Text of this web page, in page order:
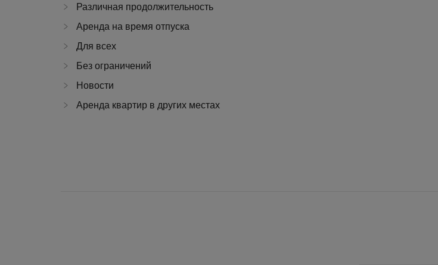
Различная продолжительность
Аренда на время отпуска
Для всех
Без ограничений
Новости
Аренда квартир в других местах